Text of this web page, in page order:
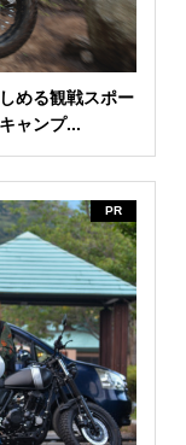
める観戦スポー
ャンプ...
PR